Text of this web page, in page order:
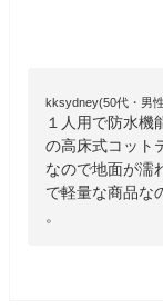
kksydney(50代・男
１人用で防水機
の高床式コット
なので地面が濡
で軽量な商品な
。